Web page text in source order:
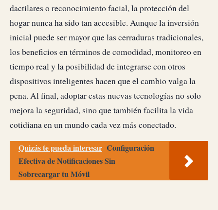
dactilares o reconocimiento facial, la protección del
hogar nunca ha sido tan accesible. Aunque la inversión
inicial puede ser mayor que las cerraduras tradicionales,
los beneficios en términos de comodidad, monitoreo en
tiempo real y la posibilidad de integrarse con otros
dispositivos inteligentes hacen que el cambio valga la
pena. Al final, adoptar estas nuevas tecnologías no solo
mejora la seguridad, sino que también facilita la vida
cotidiana en un mundo cada vez más conectado.
Quizás te pueda interesar Configuración
Efectiva de Notificaciones Sin
Sobrecargar tu Móvil